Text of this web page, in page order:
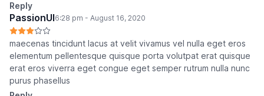
Reply
PassionUI6:28 pm - August 16, 2020
maecenas tincidunt lacus at velit vivamus vel nulla eget eros
elementum pellentesque quisque porta volutpat erat quisque
erat eros viverra eget congue eget semper rutrum nulla nunc
purus phasellus